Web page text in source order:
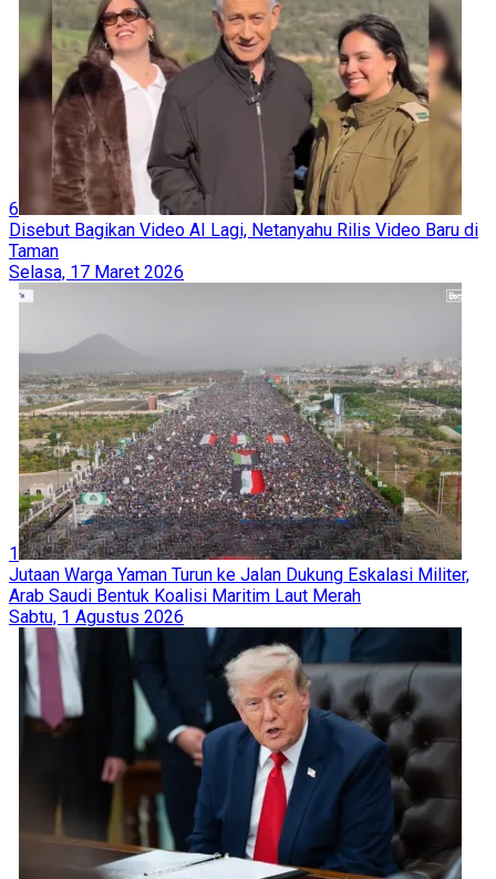
6
Disebut Bagikan Video AI Lagi, Netanyahu Rilis Video Baru di
Taman
Selasa, 17 Maret 2026
1
Jutaan Warga Yaman Turun ke Jalan Dukung Eskalasi Militer,
Arab Saudi Bentuk Koalisi Maritim Laut Merah
Sabtu, 1 Agustus 2026